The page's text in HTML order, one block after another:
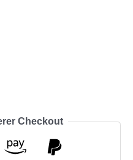
Checkout